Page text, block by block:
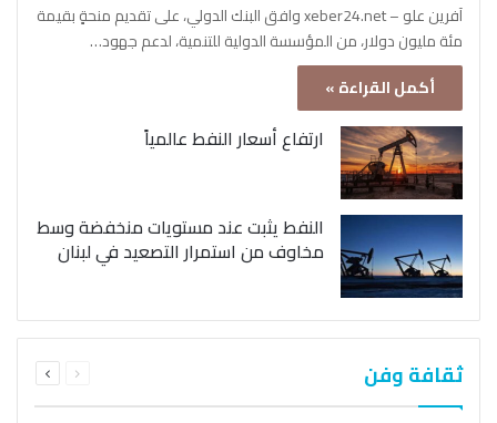
آفرين علو – xeber24.net وافق البنك الدولي، على تقديم منحةٍ بقيمة
مئة مليون دولار، من المؤسسة الدولية للتنمية، لدعم جهود…
أكمل القراءة »
ارتفاع أسعار النفط عالمياً
النفط يثبت عند مستويات منخفضة وسط
مخاوف من استمرار التصعيد في لبنان
ثقافة وفن الصفحةالصفحة